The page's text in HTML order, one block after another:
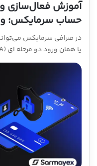
حساب سرمایکس؛
در صرافی سرمایکس
یا همان ورود دو مرحله ای (2FA)، امنیت حساب کاربری…